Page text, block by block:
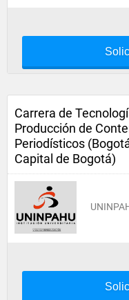
Carrera de
Producción de
Periodísticos
Capital de Bogotá)